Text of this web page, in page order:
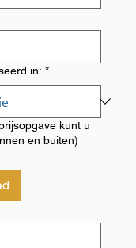
in: *
kunt u
en buiten)